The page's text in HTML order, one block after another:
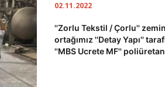
02.11.2022
''Zorlu Tekstil / Çorlu''
ortağımız ''Detay Yapı''
''MBS Ucrete MF''